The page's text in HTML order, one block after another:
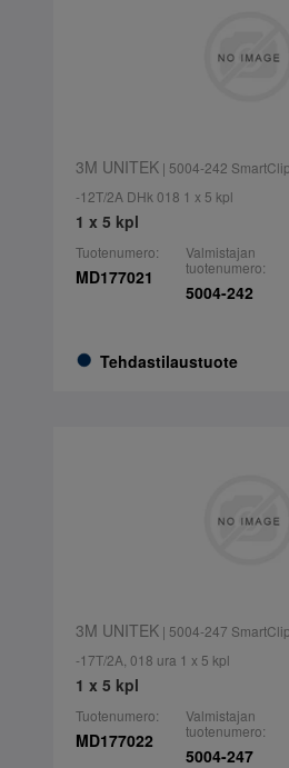
3M UNITEK| 5004-242
-12T/2A DHk 018 1 x 5 kpl
1 x 5 kpl
Tuotenumero:
MD177021
Tehdastilaustuote
Valmistajan
tuotenumero:
5004-242
3M UNITEK| 5004-247
-17T/2A, 018 ura 1 x 5 kpl
1 x 5 kpl
Tuotenumero:
MD177022
Valmistajan
tuotenumero:
5004-247